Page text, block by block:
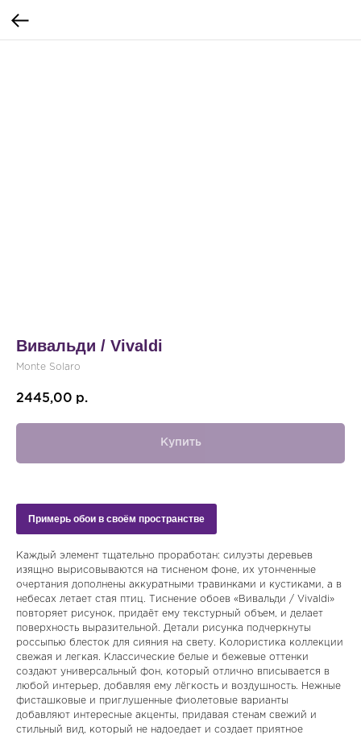
Вивальди / Vivaldi
Monte Solaro
2445,00 р.
Купить
Примерь обои в своём пространстве
Каждый элемент тщательно проработан: силуэты деревьев
изящно вырисовываются на тисненом фоне, их утонченные
очертания дополнены аккуратными травинками и кустиками, а в
небесах летает стая птиц. Тиснение обоев «Вивальди / Vivaldi»
повторяет рисунок, придаёт ему текстурный объем, и делает
поверхность выразительной. Детали рисунка подчеркнуты
россыпью блесток для сияния на свету. Колористика коллекции
свежая и легкая. Классические белые и бежевые оттенки
создают универсальный фон, который отлично вписывается в
любой интерьер, добавляя ему лёгкость и воздушность. Нежные
фисташковые и приглушенные фиолетовые варианты
добавляют интересные акценты, придавая стенам свежий и
стильный вид, который не надоедает и создает приятное